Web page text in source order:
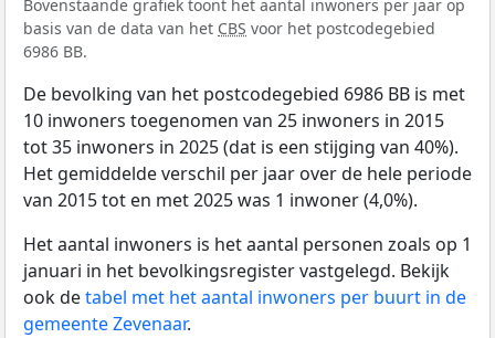
Bovenstaande grafiek toont het aantal inwoners per jaar op
basis van de data van het CBS voor het postcodegebied
6986 BB.
De bevolking van het postcodegebied 6986 BB is met
10 inwoners toegenomen van 25 inwoners in 2015
tot 35 inwoners in 2025 (dat is een stijging van 40%).
Het gemiddelde verschil per jaar over de hele periode
van 2015 tot en met 2025 was 1 inwoner (4,0%).
Het aantal inwoners is het aantal personen zoals op 1
januari in het bevolkingsregister vastgelegd. Bekijk
ook detabel met het aantal inwoners per buurt in de
gemeente Zevenaar.